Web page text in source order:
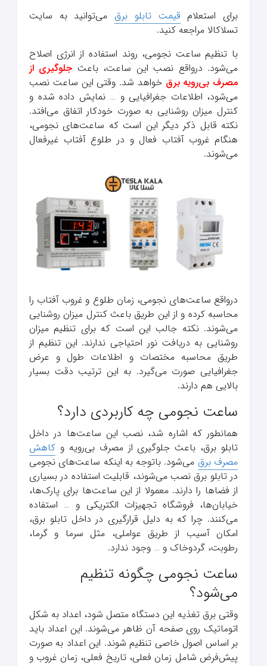
برای استعلام قیمت تابلو برق می‌توانید به سایت
تسلاکالا مراجعه کنید.
با تنظیم ساعت نجومی، روند استفاده از انرژی اصلاح
می‌شود. درواقع نصب این ساعت، باعث جلوگیری از
مصرف بی‌رویه برق خواهد شد. وقتی این ساعت نصب
می‌شود، اطلاعات جغرافیایی و … نمایش داده شده و
کنترل میزان روشنایی به صورت خودکار اتفاق می‌افتد.
نکته قابل ذکر دیگر این است که ساعت‌های نجومی،
هنگام غروب آفتاب فعال و در طلوع آفتاب غیرفعال
می‌شوند.
درواقع ساعت‌های نجومی، زمان طلوع و غروب آفتاب را
محاسبه کرده و از این طریق باعث کنترل میزان روشنایی
می‌شوند. نکته جالب این است که برای تنظیم میزان
روشنایی به دریافت نور احتیاجی ندارند. این تنظیم از
طریق محاسبه مختصات و اطلاعات طول و عرض
جغرافیایی صورت می‌گیرد. به این ترتیب دقت بسیار
بالایی هم دارند.
ساعت نجومی چه کاربردی دارد؟
همانطور که اشاره شد، نصب این ساعت‌ها در داخل
تابلو برق، باعث جلوگیری از مصرف بی‌رویه و کاهش
مصرف برق می‌شود. باتوجه به اینکه ساعت‌های نجومی
در تابلو برق نصب می‌شوند، قابلیت استفاده در بسیاری
از فضاها را دارند. معمولا از این ساعت‌ها برای پارک‌ها،
خیابان‌ها، فروشگاه تجهیزات الکتریکی و … استفاده
می‌کنند. چرا که به دلیل قرارگیری در داخل تابلو برق،
امکان آسیب از طریق عواملی، مثل سرما و گرما،
رطوبت، گردوخاک و … وجود ندارد.
ساعت نجومی چگونه تنظیم
می‌شود؟
وقتی برق تغذیه این دستگاه متصل شود، اعداد به شکل
اتوماتیک روی صفحه آن ظاهر می‌شوند. این اعداد باید
بر اساس اصول خاصی تنظیم شوند. این اعداد به صورت
پیش‌فرض شامل زمان فعلی، تاریخ فعلی، زمان غروب و